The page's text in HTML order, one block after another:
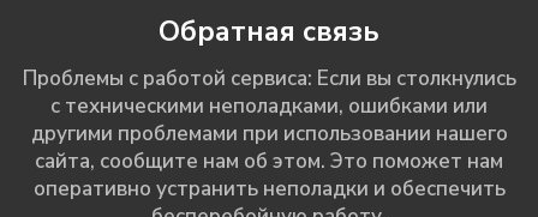
Обратная связь
Проблемы с работой сервиса: Если вы столкнулись
с техническими неполадками, ошибками или
другими проблемами при использовании нашего
сайта, сообщите нам об этом. Это поможет нам
оперативно устранить неполадки и обеспечить